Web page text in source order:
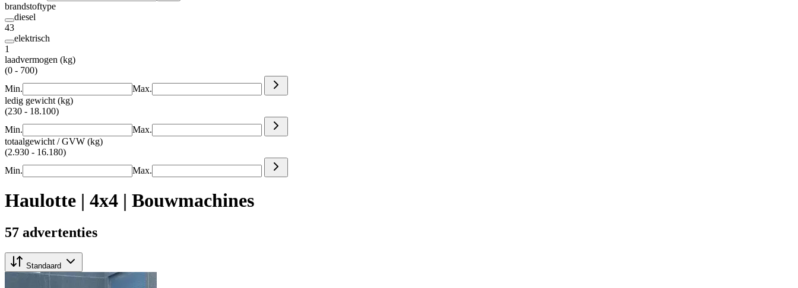
brandstoftype
diesel
43
elektrisch
1
laadvermogen (kg)
(0 - 700)
Min.
Max.
ledig gewicht (kg)
(230 - 18.100)
Min.
Max.
totaalgewicht / GVW (kg)
(2.930 - 16.180)
Min.
Max.
Haulotte | 4x4 | Bouwmachines
57 advertenties
Standaard